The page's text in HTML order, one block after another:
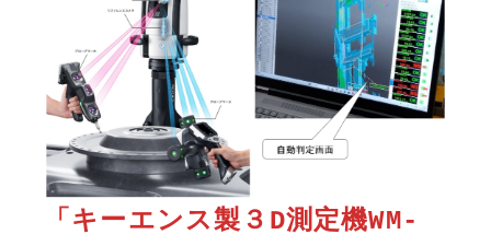
「キーエンス製３D測定機WM-